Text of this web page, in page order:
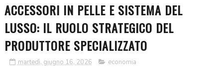
ACCESSORI IN PELLE E SISTEMA DEL
LUSSO: IL RUOLO STRATEGICO DEL
PRODUTTORE SPECIALIZZATO
martedì, giugno 16, 2026 economia